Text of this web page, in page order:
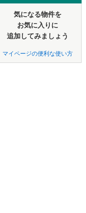
気になる物件を
お気に入りに
追加してみましょう
マイページの便利な使い方